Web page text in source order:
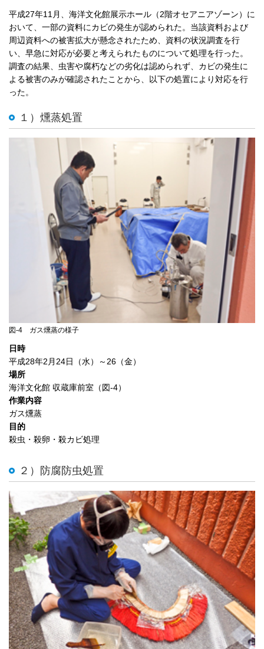
平成27年11月、海洋文化館展示ホール（2階オセアニアゾーン）に
おいて、一部の資料にカビの発生が認められた。当該資料および
周辺資料への被害拡大が懸念されたため、資料の状況調査を行
い、早急に対応が必要と考えられたものについて処理を行った。
調査の結果、虫害や腐朽などの劣化は認められず、カビの発生に
よる被害のみが確認されたことから、以下の処置により対応を行
った。
１）燻蒸処置
図-4 ガス燻蒸の様子
日時
平成28年2月24日（水）～26（金）
場所
海洋文化館 収蔵庫前室（図-4）
作業内容
ガス燻蒸
目的
殺虫・殺卵・殺カビ処理
２）防腐防虫処置